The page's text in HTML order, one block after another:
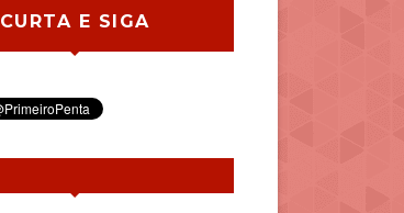
CURTA E SIGA